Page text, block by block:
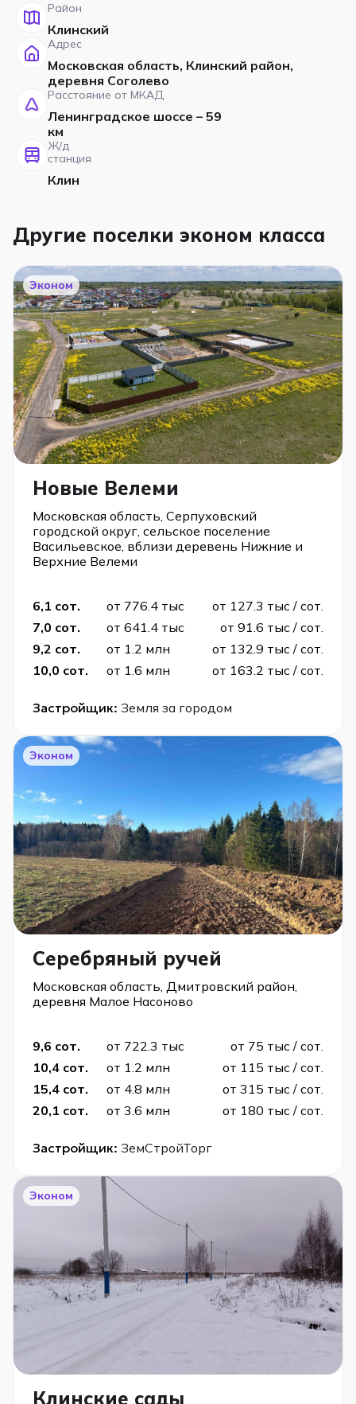
Район
Клинский
Адрес
Московская область, Клинский район,
деревня Соголево
Расстояние от МКАД
Ленинградское шоссе – 59
км
Ж/д
станция
Клин
Другие поселки эконом класса
Эконом
Новые Велеми
Московская область, Серпуховский
городской округ, сельское поселение
Васильевское, вблизи деревень Нижние и
Верхние Велеми
6,1 сот. от 776.4 тыс
от 127.3 тыс / сот.
7,0 сот.
от 641.4 тыс
от 91.6 тыс / сот.
9,2 сот.
от 1.2 млн
от 132.9 тыс / сот.
10,0 сот.
от 1.6 млн от 163.2 тыс / сот.
Застройщик: Земля за городом
Эконом
Серебряный ручей
Московская область, Дмитровский район,
деревня Малое Насоново
9,6 сот. от 722.3 тыс
от 75 тыс / сот.
10,4 сот.
от 1.2 млн
от 115 тыс / сот.
15,4 сот.
от 4.8 млн
от 315 тыс / сот.
20,1 сот.
от 3.6 млн от 180 тыс / сот.
Застройщик: ЗемСтройТорг
Эконом
Клинские сады